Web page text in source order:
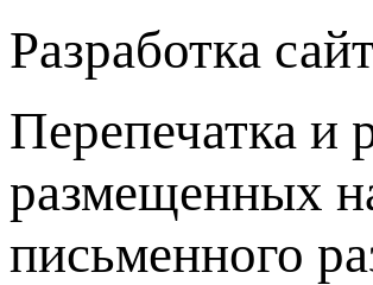
Разработка
Перепечатка и
размещенных
письменного